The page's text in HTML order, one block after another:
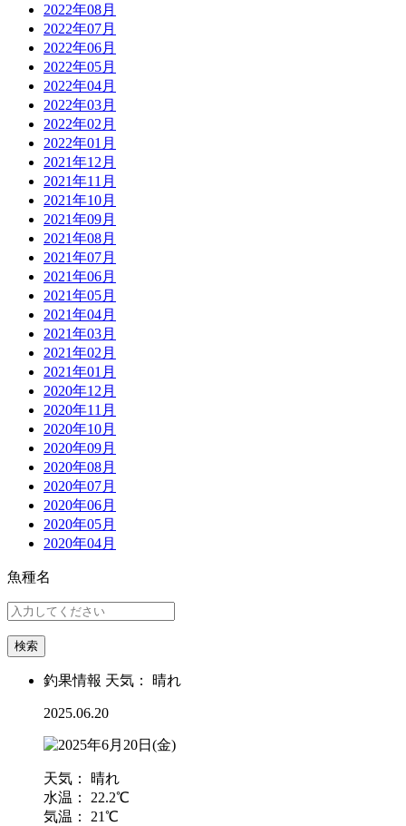
2022年08月
2022年07月
2022年06月
2022年05月
2022年04月
2022年03月
2022年02月
2022年01月
2021年12月
2021年11月
2021年10月
2021年09月
2021年08月
2021年07月
2021年06月
2021年05月
2021年04月
2021年03月
2021年02月
2021年01月
2020年12月
2020年11月
2020年10月
2020年09月
2020年08月
2020年07月
2020年06月
2020年05月
2020年04月
魚種名
検索
釣果情報 天気： 晴れ
2025.06.20
天気： 晴れ
水温： 22.2℃
気温： 21℃